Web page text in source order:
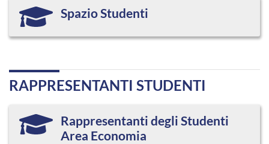
Spazio Studenti
RAPPRESENTANTI STUDENTI
Rappresentanti degli Studenti
Area Economia